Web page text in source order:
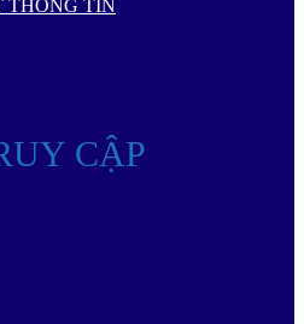
THÔNG TIN
CẬP